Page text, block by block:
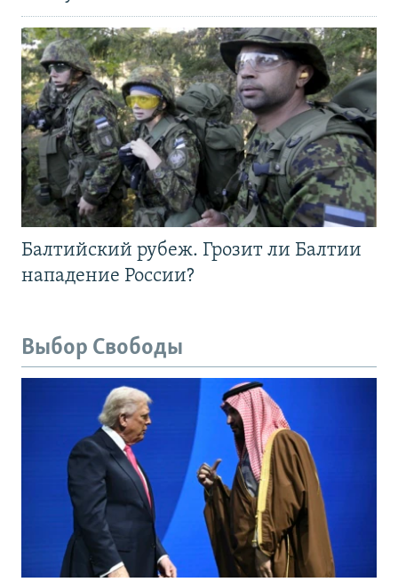
Балтийский рубеж. Грозит ли Балтии
нападение России?
Выбор Свободы